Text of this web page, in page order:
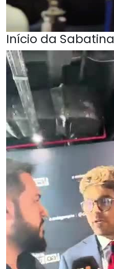
Início da Sabatina